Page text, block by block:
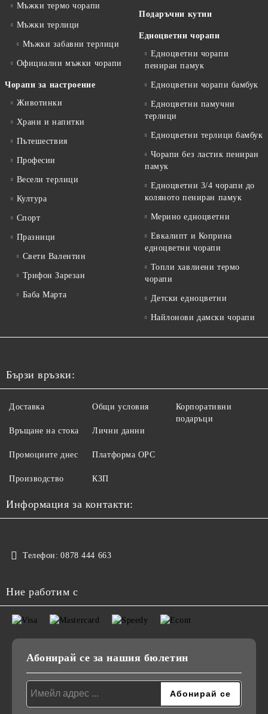
Мъжки термо чорапи
Мъжки терлици
Мъжки забавни терлици
Официални мъжки чорапи
Чорапи за настроение
Животинки
Храни и напитки
Пътешествия
Професии
Весели терлици
Култура
Спорт
Празници
Свети Валентин
Трифон Зарезан
Баба Марта
Подаръчни кутии
Едноцветни чорапи
Едноцветни чорапи
пениран памук
Едноцветни чорапи бамбук
Едноцветни памучни
терлици
Едноцветни терлици бамбук
Чорапи без ластик пениран
памук
Едноцветни 3/4 чорапи до
коляното пениран памук
Мерино едноцветни
Евкалипт и Коприна
едноцветни чорапи
Топли хавлиени термо
чорапи
Детски едноцветни
Найлонови дамски чорапи
Бързи връзки:
Доставка
Връщане на стока
Промоциите днес
Производство
Общи условия
Лични данни
Платформа ОРС
КЗП
Корпоративни
подаръци
Информация за контакти:
Телефон: 0878 444 663
Ние работим с
Абонирай се за нашия бюлетин